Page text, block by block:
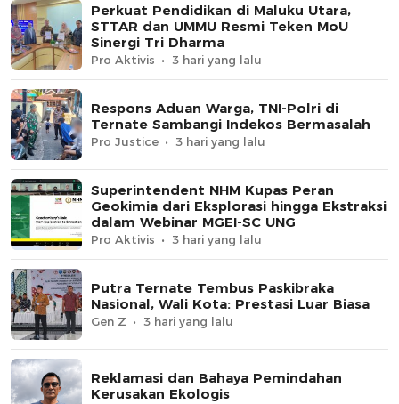
Perkuat Pendidikan di Maluku Utara,
STTAR dan UMMU Resmi Teken MoU
Sinergi Tri Dharma
Pro Aktivis 3 hari yang lalu
Respons Aduan Warga, TNI-Polri di
Ternate Sambangi Indekos Bermasalah
Pro Justice 3 hari yang lalu
Superintendent NHM Kupas Peran
Geokimia dari Eksplorasi hingga Ekstraksi
dalam Webinar MGEI-SC UNG
Pro Aktivis 3 hari yang lalu
Putra Ternate Tembus Paskibraka
Nasional, Wali Kota: Prestasi Luar Biasa
Gen Z 3 hari yang lalu
Reklamasi dan Bahaya Pemindahan
Kerusakan Ekologis